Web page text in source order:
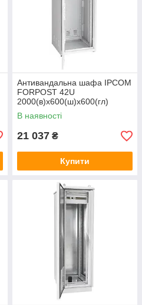
Антивандальна шафа IPCOM
FORPOST 42U
2000(в)х600(ш)х600(гл)
В наявності
21 037 ₴
Купити